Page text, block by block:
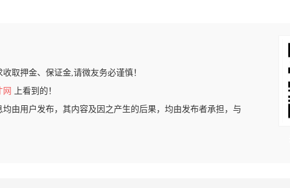
取押金、保证金,请微友务必谨慎！
网
上看到的！
由用户发布，其内容及因之产生的后果，均由发布者承担，与